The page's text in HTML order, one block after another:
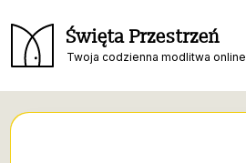
Święta Przestrzeń
Twoja codzienna modlitwa online